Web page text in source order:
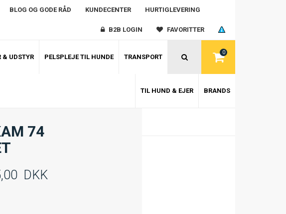
BLOG OG GODE RÅD KUNDECENTER HURTIGLEVERING
B2B LOGIN FAVORITTER
0
& UDSTYR PELSPLEJE TIL HUNDE TRANSPORT
TIL HUND & EJER BRANDS
74
DKK